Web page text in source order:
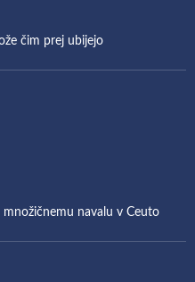
čim prej ubijejo
navalu v Ceuto